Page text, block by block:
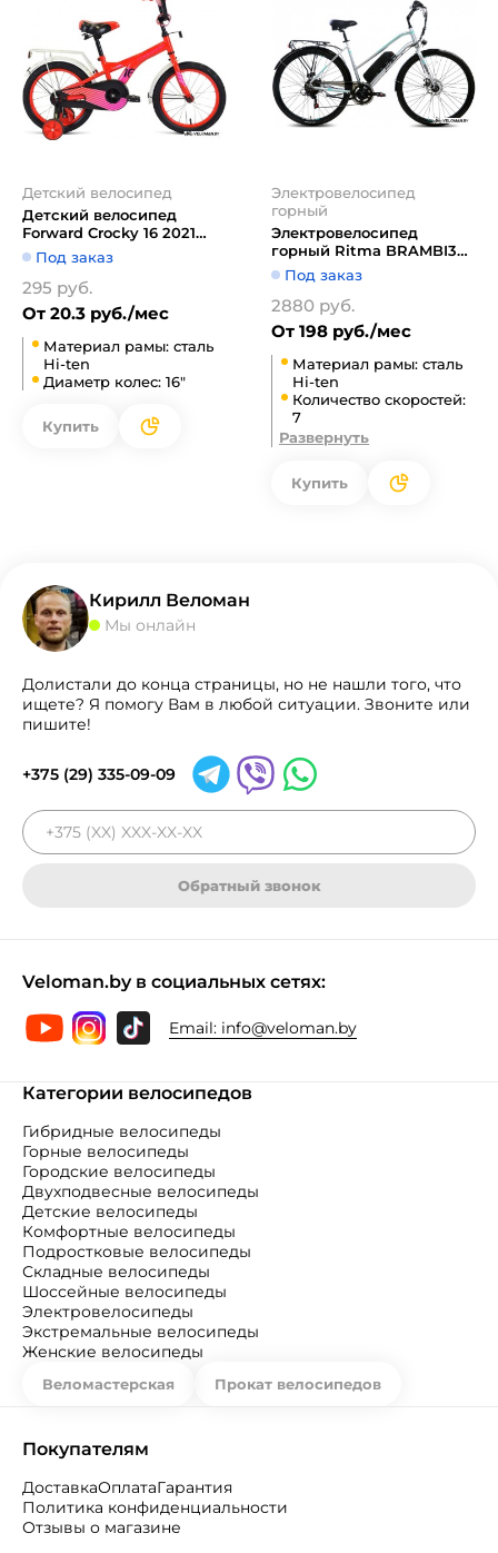
Детский велосипед
Детский велосипед
Forward Crocky 16 2021
(красный)
Под заказ
295 руб.
От 20.3 руб./мес
Материал рамы: сталь
Hi-ten
Диаметр колес: 16"
Купить
Электровелосипед
горный
Электровелосипед
горный Ritma BRAMBI309
2022 (серебристый)
Под заказ
2880 руб.
От 198 руб./мес
Материал рамы: сталь
Hi-ten
Количество скоростей:
7
Развернуть
Купить
Кирилл Веломан
Мы онлайн
Долистали до конца страницы, но не нашли того, что
ищете? Я помогу Вам в любой ситуации. Звоните или
пишите!
+375 (29) 335-09-09
Обратный звонок
Veloman.by в социальных сетях:
Email: info@veloman.by
Категории велосипедов
Гибридные велосипеды
Горные велосипеды
Городские велосипеды
Двухподвесные велосипеды
Детские велосипеды
Комфортные велосипеды
Подростковые велосипеды
Складные велосипеды
Шоссейные велосипеды
Электровелосипеды
Экстремальные велосипеды
Женские велосипеды
Веломастерская Прокат велосипедов
Покупателям
ДоставкаОплатаГарантия
Политика конфиденциальности
Отзывы о магазине